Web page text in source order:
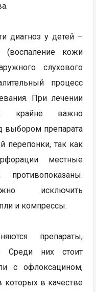
диагноз у детей –
(воспаление кожи
слухового
процесс
При лечении
крайне важно
выбором препарата
перепонки, так как
местные
исключить
и компрессы.
препараты,
Среди них стоит
с офлоксацином,
которых в качестве